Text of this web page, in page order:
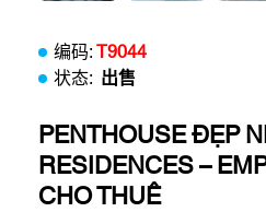
编码:T9044
状态: 出售
PENTHOUSE ĐẸP
RESIDENCES –
CHO THUÊ